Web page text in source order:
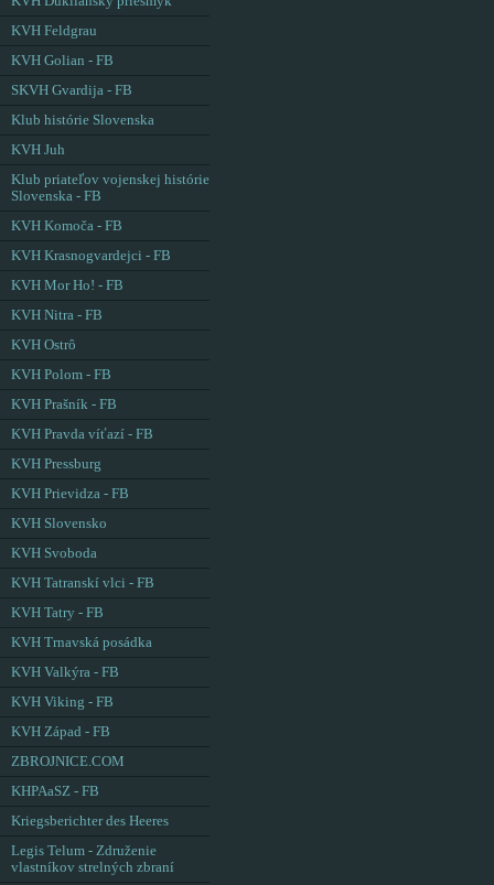
KVH Feldgrau
KVH Golian - FB
SKVH Gvardija - FB
Klub histórie Slovenska
KVH Juh
Klub priateľov vojenskej histórie
Slovenska - FB
KVH Komoča - FB
KVH Krasnogvardejci - FB
KVH Mor Ho! - FB
KVH Nitra - FB
KVH Ostrô
KVH Polom - FB
KVH Prašník - FB
KVH Pravda víťazí - FB
KVH Pressburg
KVH Prievidza - FB
KVH Slovensko
KVH Svoboda
KVH Tatranskí vlci - FB
KVH Tatry - FB
KVH Trnavská posádka
KVH Valkýra - FB
KVH Viking - FB
KVH Západ - FB
ZBROJNICE.COM
KHPAaSZ - FB
Kriegsberichter des Heeres
Legis Telum - Združenie
vlastníkov strelných zbraní